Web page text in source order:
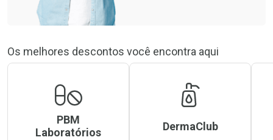
Os melhores descontos você encontra aqui
PBM
Laboratórios
DermaClub